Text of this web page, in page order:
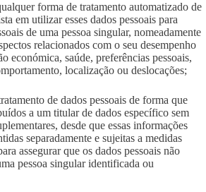
forma de tratamento automatizado de
em utilizar esses dados pessoais para
de uma pessoa singular, nomeadamente
relacionados com o seu desempenho
económica, saúde, preferências pessoais,
localização ou deslocações;
de dados pessoais de forma que
a um titular de dados específico sem
desde que essas informações
separadamente e sujeitas a medidas
assegurar que os dados pessoais não
pessoa singular identificada ou